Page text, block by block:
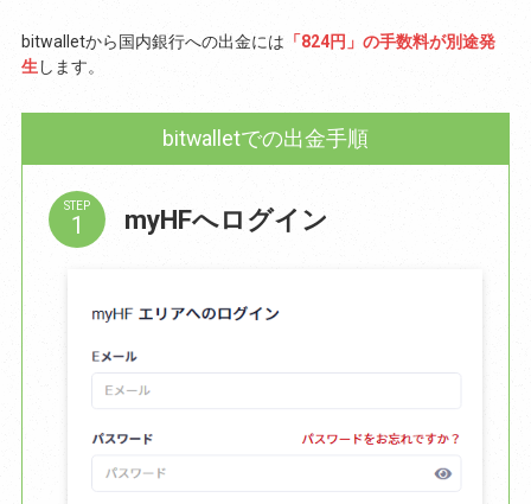
bitwalletから国内銀行への出金には 「824円」の手数料が別途発
生します。
bitwalletでの出金手順
STEP myHFへログイン